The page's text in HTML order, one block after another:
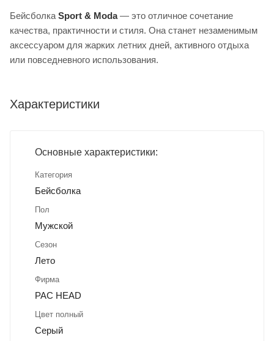
БейсболкаSport & Moda— это отличное сочетание
качества, практичности и стиля. Она станет незаменимым
аксессуаром для жарких летних дней, активного отдыха
или повседневного использования.
Характеристики
Основные характеристики:
Категория
Бейсболка
Пол
Мужской
Сезон
Лето
Фирма
PAC HEAD
Цвет полный
Серый